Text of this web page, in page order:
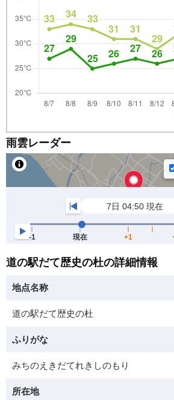
雨雲レーダー
道の駅だて歴史の杜の詳細情報
地点名称
道の駅だて歴史の杜
ふりがな
みちのえきだてれきしのもり
所在地